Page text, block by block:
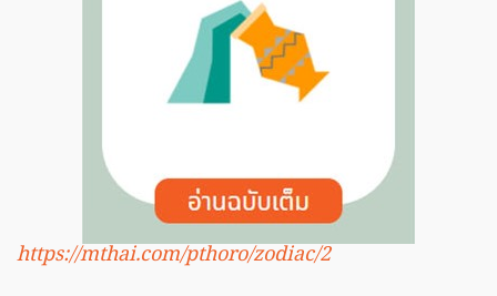
https://mthai.com/pthoro/zodiac/2